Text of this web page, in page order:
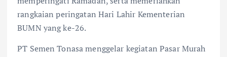
rangkaian peringatan Hari Lahir Kementerian
BUMN yang ke-26.
PT Semen Tonasa menggelar kegiatan Pasar Murah